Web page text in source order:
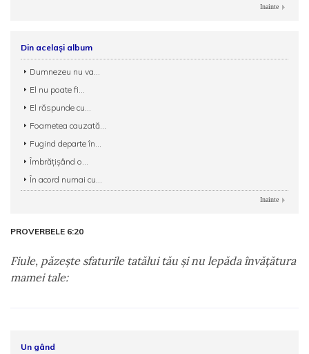
Inainte
Din același album
Dumnezeu nu va...
El nu poate fi...
El răspunde cu...
Foametea cauzată...
Fugind departe în...
Îmbrățișând o...
În acord numai cu...
Inainte
PROVERBELE 6:20
Fiule, păzeşte sfaturile tatălui tău şi nu lepăda învăţătura
mamei tale:
Un gând